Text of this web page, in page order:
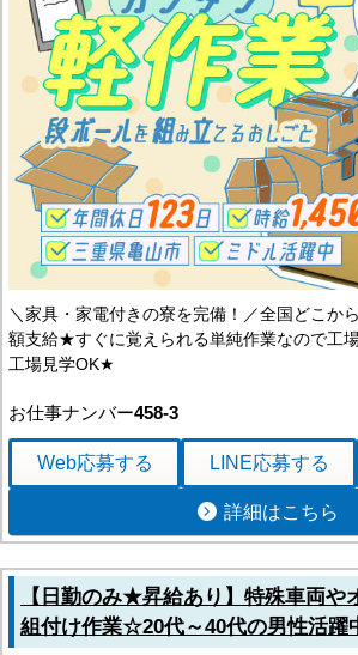
お仕事相談予約
アクセス
ご相談・お問い合わせ
企業ご担当者様へ
個人情報保護方針
＼家具・家電付きの寮を完備！／全国どこか
額支給★すぐに覚えられる単純作業なので工
工場見学OK★
お仕事ナンバー458-3
Web応募する LINE応募する
詳細はこちら
【日勤のみ★昇給あり】特殊車両や
組付け作業☆20代～40代の男性活